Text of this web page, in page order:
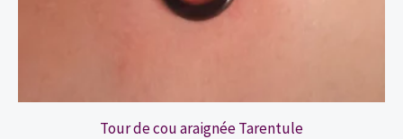
Tour de cou araignée Tarentule